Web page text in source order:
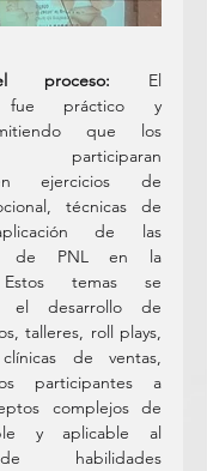
proceso: El
fue práctico y
que los
participaran
ejercicios de
técnicas de
de las
de PNL en la
Estos temas se
el desarrollo de
talleres, roll plays,
de ventas,
participantes a
complejos de
y aplicable al
habilidades